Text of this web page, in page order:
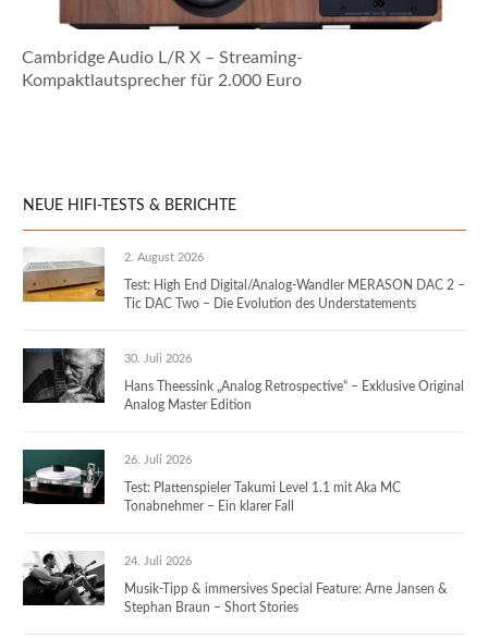
Cambridge Audio L/R X – Streaming-
Kompaktlautsprecher für 2.000 Euro
NEUE HIFI-TESTS & BERICHTE
2. August 2026
Test: High End Digital/Analog-Wandler MERASON DAC 2 –
Tic DAC Two – Die Evolution des Understatements
30. Juli 2026
Hans Theessink „Analog Retrospective“ – Exklusive Original
Analog Master Edition
26. Juli 2026
Test: Plattenspieler Takumi Level 1.1 mit Aka MC
Tonabnehmer – Ein klarer Fall
24. Juli 2026
Musik-Tipp & immersives Special Feature: Arne Jansen &
Stephan Braun – Short Stories